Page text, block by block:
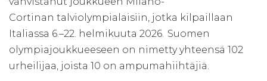
Cortinan talviolympialaisiin, jotka kilpaillaan
Italiassa 6.–22. helmikuuta 2026. Suomen
olympiajoukkueeseen on nimetty yhteensä 102
urheilijaa, joista 10 on ampumahiihtäjiä.